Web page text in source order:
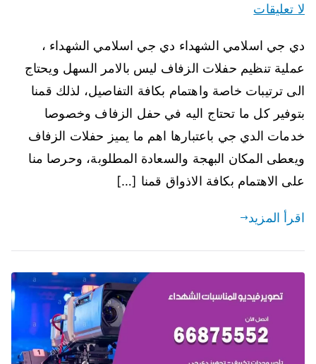
لا تعليقات
دي جي اسلامي الشهداء دي جي اسلامي الشهداء ،
عملية تنظيم حفلات الزفاف ليس بالامر السهل ويحتاج
الى ترتيبات خاصة واهتمام بكافة التفاصيل، لذلك قمنا
بتوفير كل ما تحتاج اليه في حفل الزفاف وخصوصا
خدمات الدي جي باعتبارها اهم ما يميز حفلات الزفاف
ويعطى المكان البهجة والسعادة المطلوبة، وحرصا منا
على الاهتمام بكافة الاذواق قمنا […]
اقرأ المزيد